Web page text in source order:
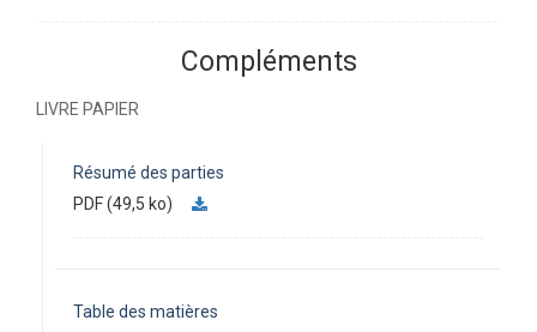
Compléments
LIVRE PAPIER
Résumé des parties
PDF (49,5 ko)
Table des matières